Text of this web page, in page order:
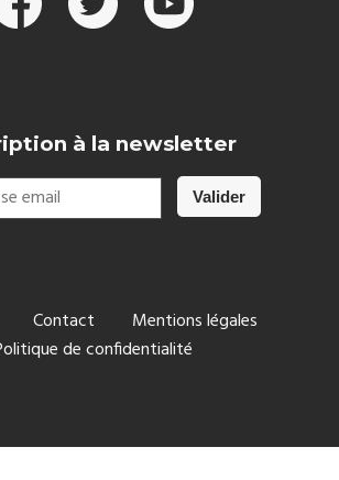
à la newsletter
Contact
Mentions légales
de confidentialité